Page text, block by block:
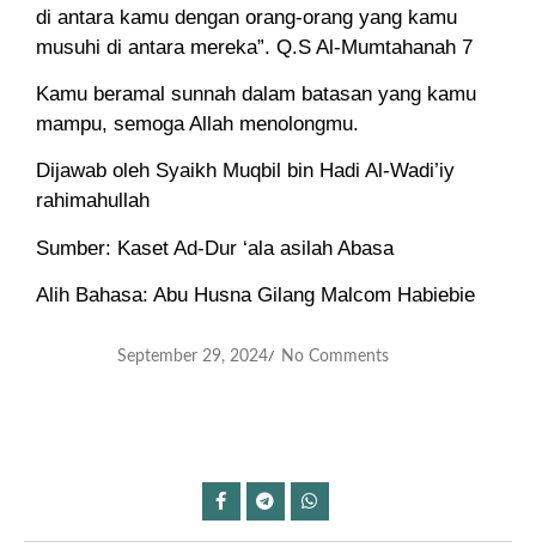
di antara kamu dengan orang-orang yang kamu
musuhi di antara mereka”. Q.S Al-Mumtahanah 7
Kamu beramal sunnah dalam batasan yang kamu
mampu, semoga Allah menolongmu.
Dijawab oleh Syaikh Muqbil bin Hadi Al-Wadi’iy
rahimahullah
Sumber: Kaset Ad-Dur ‘ala asilah Abasa
Alih Bahasa: Abu Husna Gilang Malcom Habiebie
September 29, 2024/ No Comments